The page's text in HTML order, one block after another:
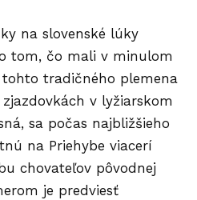
na slovenské lúky
tom, čo mali v minulom
tradičného plemena
v lyžiarskom
sa počas najbližšieho
na Priehybe viacerí
chovateľov pôvodnej
je predviesť